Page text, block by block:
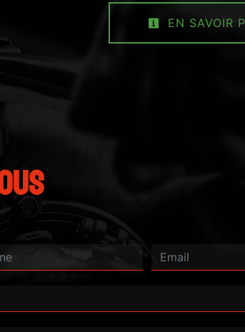
EN SAVOIR